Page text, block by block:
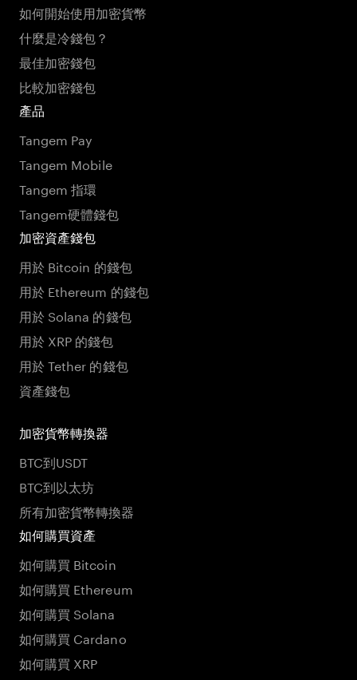
如何開始使用加密貨幣
什麼是冷錢包？
最佳加密錢包
比較加密錢包
產品
Tangem Pay
Tangem Mobile
Tangem 指環
Tangem硬體錢包
加密資產錢包
用於 Bitcoin 的錢包
用於 Ethereum 的錢包
用於 Solana 的錢包
用於 XRP 的錢包
用於 Tether 的錢包
資產錢包
加密貨幣轉換器
BTC到USDT
BTC到以太坊
所有加密貨幣轉換器
如何購買資產
如何購買 Bitcoin
如何購買 Ethereum
如何購買 Solana
如何購買 Cardano
如何購買 XRP